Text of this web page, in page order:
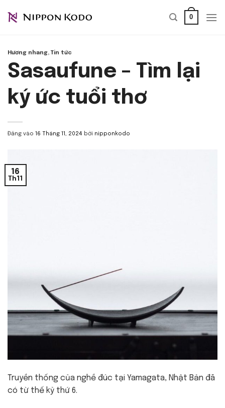
qua
0
Hương nhang, Tin tức
Sasaufune – Tìm lại
ký ức tuổi thơ
Đăng vào 16 Tháng 11, 2024 bởi nipponkodo
16
Th11
Truyền thống của nghề đúc tại Yamagata, Nhật Bản đã
có từ thế kỷ thứ 6.